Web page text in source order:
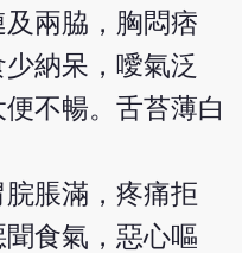
兩脇，胸悶痞
納呆，噯氣泛
不暢。舌苔薄白
脹滿，疼痛拒
食氣，惡心嘔